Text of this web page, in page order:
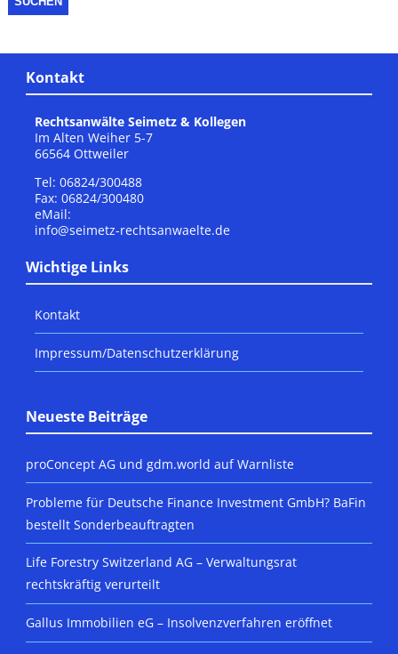
Kontakt
Rechtsanwälte Seimetz & Kollegen
Im Alten Weiher 5-7
66564 Ottweiler
Tel: 06824/300488
Fax: 06824/300480
eMail:
info@seimetz-rechtsanwaelte.de
Wichtige Links
Kontakt
Impressum/Datenschutzerklärung
Neueste Beiträge
proConcept AG und gdm.world auf Warnliste
Probleme für Deutsche Finance Investment GmbH? BaFin
bestellt Sonderbeauftragten
Life Forestry Switzerland AG – Verwaltungsrat
rechtskräftig verurteilt
Gallus Immobilien eG – Insolvenzverfahren eröffnet